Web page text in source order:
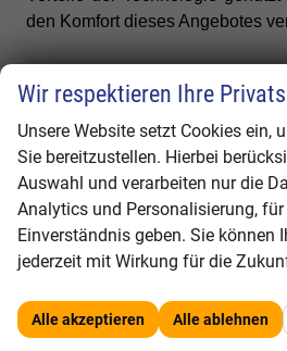
den Komfort dieses Angebotes
Ford wünscht ein frohes Fest
Ford und das Team vom
wünschen Ihnen ein
angenehme
Wir respektieren Ihre
Unsere Website setzt Cookies ein,
Sie bereitzustellen. Hierbei
Auswahl und verarbeiten nur die
Analytics und Personalisierung,
Einverständnis geben. Sie können
jederzeit mit Wirkung für die
Alle akzeptieren Alle ablehnen